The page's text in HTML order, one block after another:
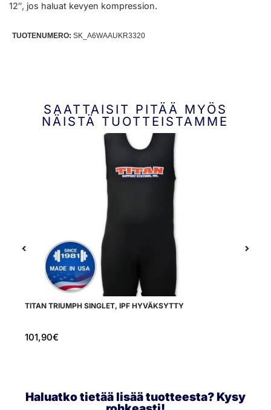
12″, jos haluat kevyen kompression.
TUOTENUMERO: SK_A6WAAUKR3320
SAATTAISIT PITÄÄ MYÖS
NÄISTÄ TUOTTEISTAMME
TITAN TRIUMPH SINGLET, IPF HYVÄKSYTTY
101,90€
Haluatko tietää lisää tuotteesta? Kysy